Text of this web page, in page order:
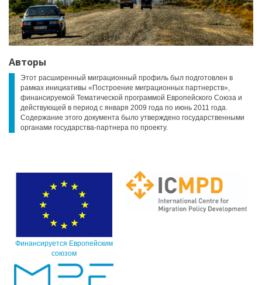
Авторы
Этот расширенный миграционный профиль был подготовлен в
рамках инициативы «Построение миграционных партнерств»,
финансируемой Тематической программой Европейского Союза и
действующей в период с января 2009 года по июнь 2011 года.
Содержание этого документа было утверждено государственными
органами государства-партнера по проекту.
Финансируется Европейским
союзом